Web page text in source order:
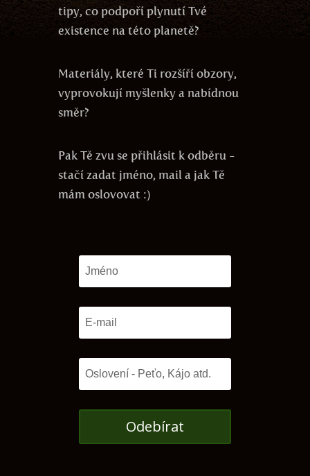
tipy, co podpoří plynutí Tvé
existence na této planetě?
Materiály, které Ti rozšíří obzory,
vyprovokují myšlenky a nabídnou
směr?
Pak Tě zvu se přihlásit k odběru -
stačí zadat jméno, mail a jak Tě
mám oslovovat :)
Odebírat